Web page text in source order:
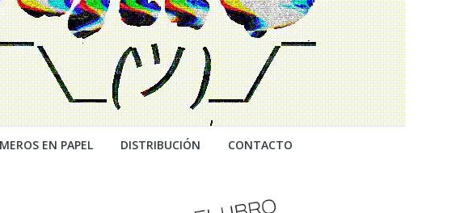
EN PAPEL DISTRIBUCIÓN CONTACTO